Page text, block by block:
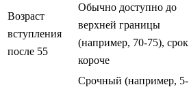
Возраст
вступления
после 55
Обычно доступно до
верхней границы
(например, 70-75), срок
короче
Срочный (например, 5-